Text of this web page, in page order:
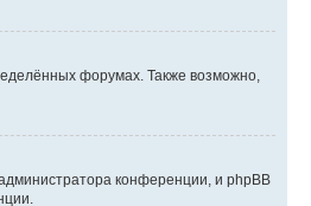
форумах. Также возможно,
конференции, и phpBB